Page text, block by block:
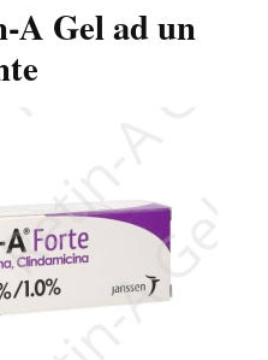
A Gel ad un